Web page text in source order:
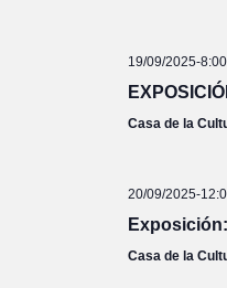
19/09/2025-
Casa de la
20/09/2025-
Casa de la